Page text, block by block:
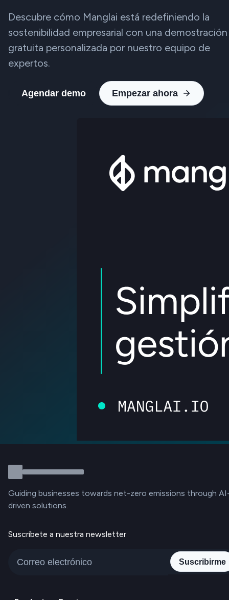
Descubre cómo Manglai está redefiniendo la
sostenibilidad empresarial con una demostración
gratuita personalizada por nuestro equipo de
expertos.
Agendar demo Empezar ahora
Guiding businesses towards net-zero emissions through
driven solutions.
Suscríbete a nuestra newsletter
Suscribirme